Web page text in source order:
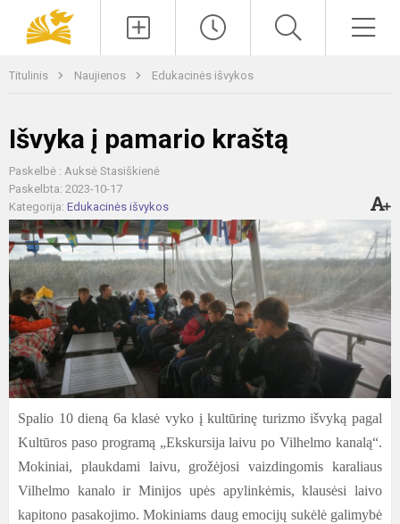
Titulinis Naujienos Edukacinės išvykos
Išvyka į pamario kraštą
Paskelbė : Auksė Stasiškienė
Paskelbta: 2023-10-17
Kategorija: Edukacinės išvykos
Spalio 10 dieną 6a klasė vyko į kultūrinę turizmo išvyką pagal
Kultūros paso programą „Ekskursija laivu po Vilhelmo kanalą“.
Mokiniai, plaukdami laivu, grožėjosi vaizdingomis karaliaus
Vilhelmo kanalo ir Minijos upės apylinkėmis, klausėsi laivo
kapitono pasakojimo. Mokiniams daug emocijų sukėlė galimybė